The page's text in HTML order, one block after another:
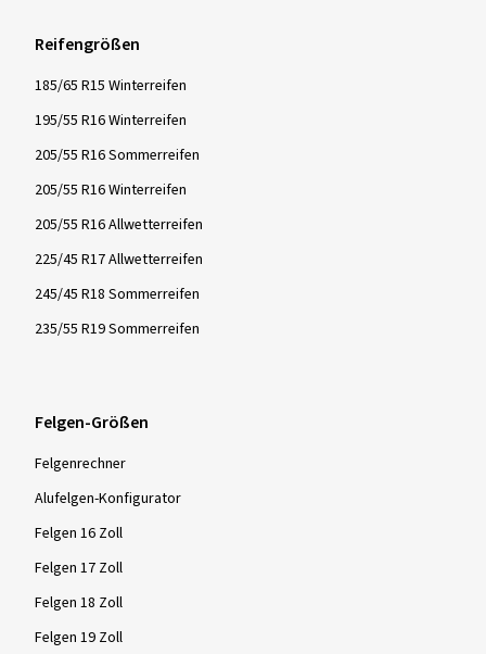
Reifengrößen
185/65 R15 Winterreifen
195/55 R16 Winterreifen
205/55 R16 Sommerreifen
205/55 R16 Winterreifen
205/55 R16 Allwetterreifen
225/45 R17 Allwetterreifen
245/45 R18 Sommerreifen
235/55 R19 Sommerreifen
Felgen-Größen
Felgenrechner
Alufelgen-Konfigurator
Felgen 16 Zoll
Felgen 17 Zoll
Felgen 18 Zoll
Felgen 19 Zoll